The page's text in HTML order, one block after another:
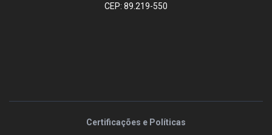
CEP: 89.219-550
Certificações e Políticas